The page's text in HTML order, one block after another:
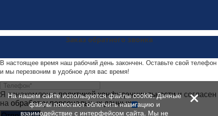
На нашем сайте используются файлы cookie. Данные
файлы помогают облегчить навигацию и
взаимодействие с интерфейсом сайта. Мы не
+
Заказ обратного звонка
В настоящее время наш рабочий день закончен. Оставьте свой телефон
и мы перезвоним в удобное для вас время!
Я ознакомлен сполитикой конфиденциальностии согласен
наобработку персональных данных